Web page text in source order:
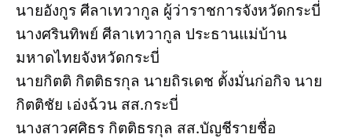
นายอังกูร ศีลาเทวากูล ผู้ว่าราชการจังหวัดกระบี่
นางศรินทิพย์ ศีลาเทวากูล ประธานแม่บ้าน
มหาดไทยจังหวัดกระบี่
นายกิตติ กิตติธรกุล นายถิรเดช ตั้งมั่นก่อกิจ นาย
กิตติชัย เอ่งฉ้วน สส.กระบี่
นางสาวศศิธร กิตติธรกุล สส.บัญชีรายชื่อ